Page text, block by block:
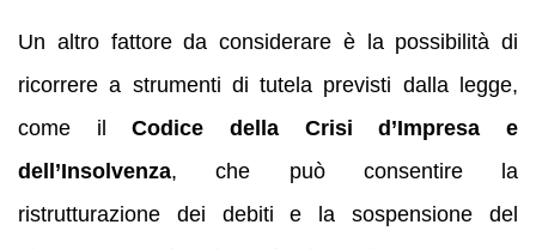
Un altro fattore da considerare è la possibilità di
ricorrere a strumenti di tutela previsti dalla legge,
come ilCodice della Crisi d’Impresa e
dell’Insolvenza, che può consentire la
ristrutturazione dei debiti e la sospensione del